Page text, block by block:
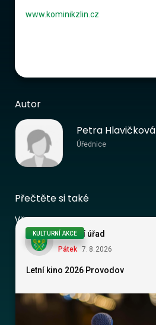
www.kominikzlin.cz
Autor
Petra Hlavičková
Úřednice
Přečtěte si také
Vše
Obecní úřad
Pátek 7. 8. 2026
Letní kino 2026 Provodov
KULTURNÍ AKCE